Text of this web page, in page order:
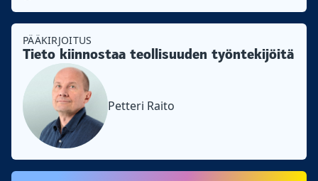
PÄÄKIRJOITUS
Tieto kiinnostaa teollisuuden työntekijöitä
Petteri Raito